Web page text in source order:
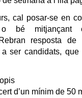
cal posar-se en
bé mitjançant
resposta de
ser candidats,
d’un mínim de 50